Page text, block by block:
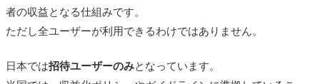
者の収益となる仕組みです。
ただし全ユーザーが利用できるわけではありません。
日本では招待ユーザーのみとなっています。